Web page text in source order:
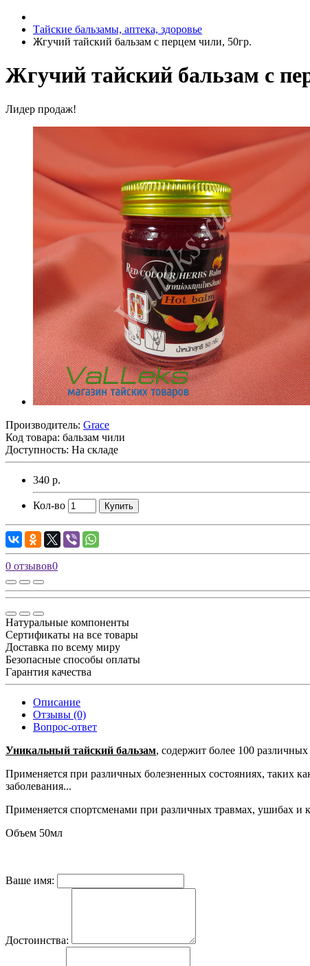
Тайские бальзамы, аптека, здоровье
Жгучий тайский бальзам с перцем чили, 50гр.
Жгучий тайский бальзам с
Лидер продаж!
Производитель: Grace
Код товара: бальзам чили
Доступность: На складе
340 р.
Кол-во Купить
0 отзывов0
Натуральные компоненты
Сертификаты на все товары
Доставка по всему миру
Безопасные способы оплаты
Гарантия качества
Описание
Отзывы (0)
Вопрос-ответ
Уникальный тайский бальзам, содержит более 100
Применяется при различных болезненных состояниях, таких
заболевания...
Применяется спортсменами при различных травмах, ушибах и
Объем 50мл
Ваше имя:
Достоинства: